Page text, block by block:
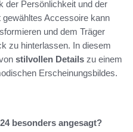
der Persönlichkeit und der
gewähltes Accessoire kann
und dem Träger
zu hinterlassen. In diesem
stilvollen Details zu einem
Erscheinungsbildes.
besonders angesagt?